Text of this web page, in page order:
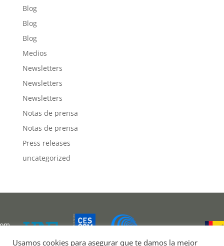
Blog
Blog
Blog
Medios
Newsletters
Newsletters
Newsletters
Notas de prensa
Notas de prensa
Press releases
uncategorized
Usamos cookies para asegurar que te damos la mejor